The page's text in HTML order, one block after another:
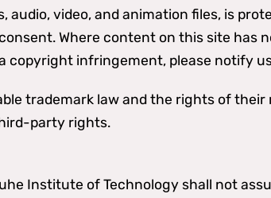
video, and animation files, is
Where content on this site has
copyright infringement, please notify
trademark law and the rights of
party rights.
Institute of Technology shall not